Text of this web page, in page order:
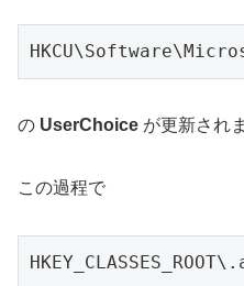
の UserChoice が更新され
この過程で